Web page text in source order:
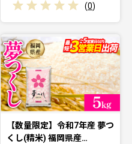
(0)
【数量限定】令和7年産 夢つ
くし(精米) 福岡県産…